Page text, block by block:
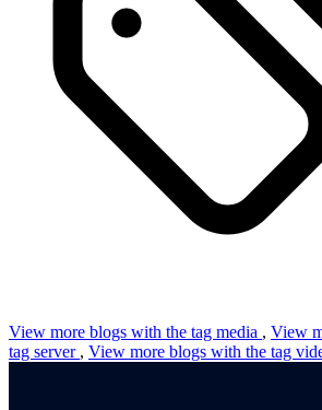
View more blogs with the tag media , View
tag server , View more blogs with the tag